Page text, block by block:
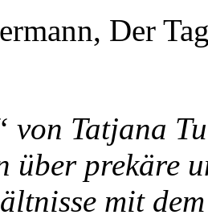
Der
von Tatjana
über prekäre
mit